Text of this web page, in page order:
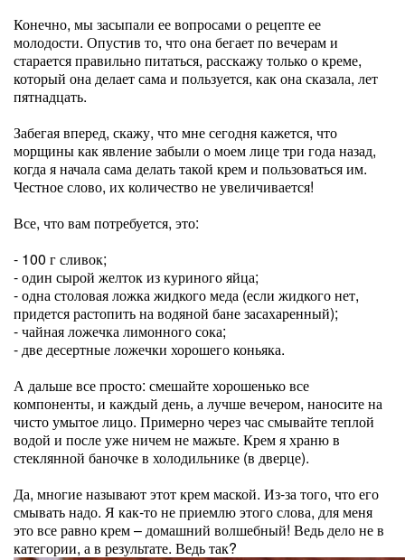
Конечно, мы засыпали ее вопросами о рецепте ее
молодости. Опустив то, что она бегает по вечерам и
старается правильно питаться, расскажу только о креме,
который она делает сама и пользуется, как она сказала, лет
пятнадцать.
Забегая вперед, скажу, что мне сегодня кажется, что
морщины как явление забыли о моем лице три года назад,
когда я начала сама делать такой крем и пользоваться им.
Честное слово, их количество не увеличивается!
Все, что вам потребуется, это:
- 100 г сливок;
- один сырой желток из куриного яйца;
- одна столовая ложка жидкого меда (если жидкого нет,
придется растопить на водяной бане засахаренный);
- чайная ложечка лимонного сока;
- две десертные ложечки хорошего коньяка.
А дальше все просто: смешайте хорошенько все
компоненты, и каждый день, а лучше вечером, наносите на
чисто умытое лицо. Примерно через час смывайте теплой
водой и после уже ничем не мажьте. Крем я храню в
стеклянной баночке в холодильнике (в дверце).
Да, многие называют этот крем маской. Из-за того, что его
смывать надо. Я как-то не приемлю этого слова, для меня
это все равно крем – домашний волшебный! Ведь дело не в
категории, а в результате. Ведь так?